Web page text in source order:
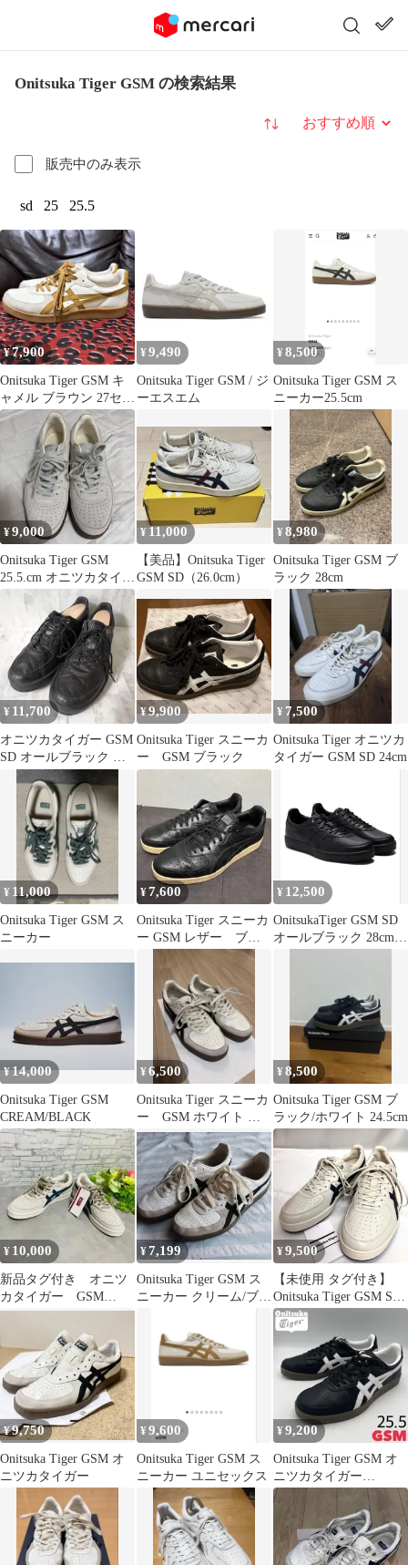
Onitsuka Tiger GSM の検索結果
販売中のみ表示
並び替え
sd 25 25.5
¥7,900
Onitsuka Tiger GSM キ
ャメル ブラウン 27セン
チ
¥ 9,490
Onitsuka Tiger GSM / ジ
ーエスエム
¥8,500
Onitsuka Tiger GSM ス
ニーカー25.5cm
¥9,000
Onitsuka Tiger GSM
25.5.cm オニツカタイガ
¥11,000
【美品】Onitsuka Tiger
GSM SD（26.0cm）
¥8,980
Onitsuka Tiger GSM ブ
ラック 28cm
¥ 11,700
オニツカタイガー GSM
SD オールブラック ス
ニーカー 25cm
¥9,900
Onitsuka Tiger スニーカ
ー GSM ブラック
¥ 7,500
Onitsuka Tiger オニツカ
タイガー GSM SD 24cm
¥ 11,000
Onitsuka Tiger GSM ス
ニーカー
¥7,600
Onitsuka Tiger スニーカ
ー GSM レザー ブラ
ック メンズ
¥ 12,500
OnitsukaTiger GSM SD
オールブラック 28cm
¥14,000
Onitsuka Tiger GSM
CREAM/BLACK
¥6,500
Onitsuka Tiger スニーカ
ー GSM ホワイト ブ
ラック
¥8,500
Onitsuka Tiger GSM ブ
ラック/ホワイト 24.5cm
¥ 10,000
新品タグ付き オニツ
カタイガー GSM
SD スニーカースエー
ド 23.5センチ
¥7,199
Onitsuka Tiger GSM ス
ニーカー クリーム/ブラ
¥9,500
【未使用 タグ付き】
Onitsuka Tiger GSM SD
スニーカー ロゴ
¥9,750
Onitsuka Tiger GSM オ
ニツカタイガー
¥9,600
Onitsuka Tiger GSM ス
ニーカー ユニセックス
¥9,200
Onitsuka Tiger GSM オ
ニツカタイガー
【25.5cm】